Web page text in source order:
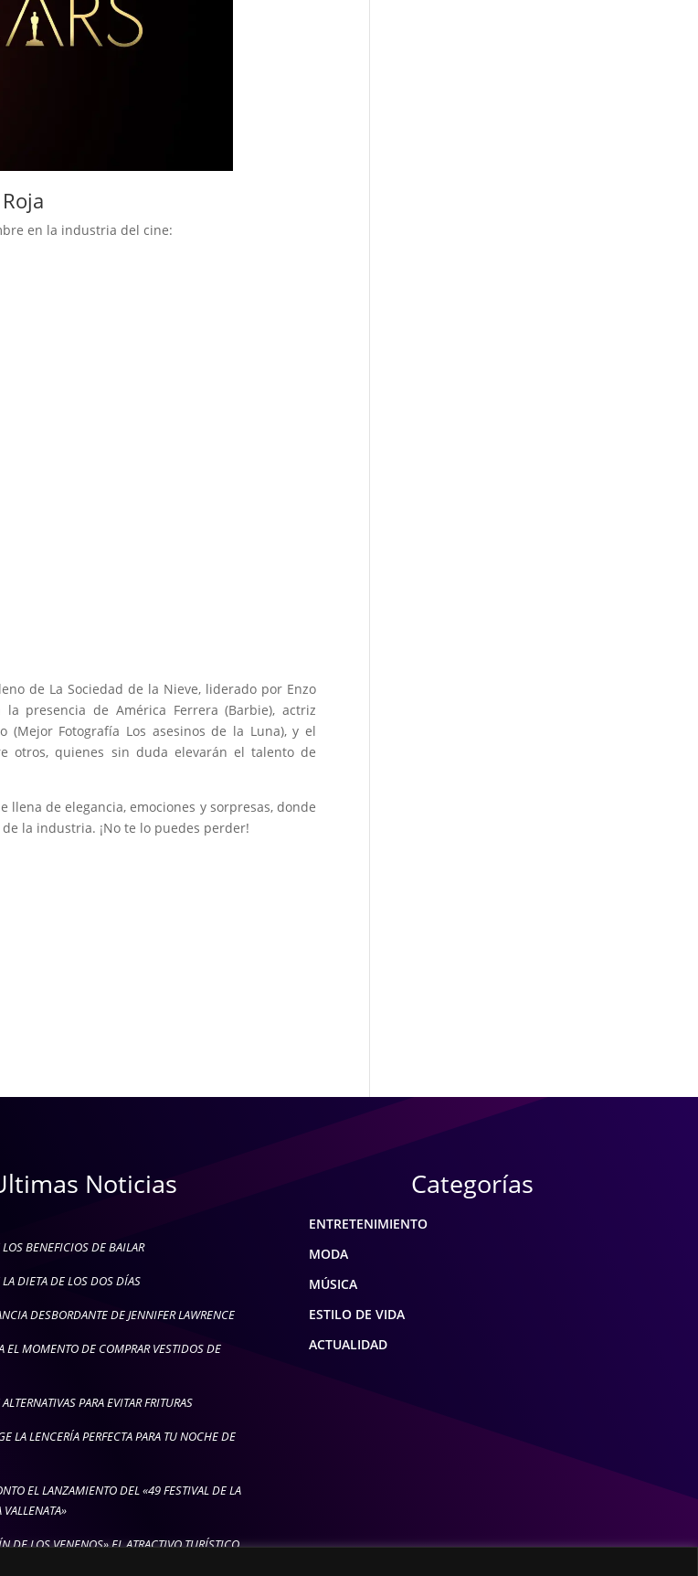
en la industria del cine:
de La Sociedad de la Nieve, liderado por Enzo
presencia de América Ferrera (Barbie), actriz
(Mejor Fotografía Los asesinos de la Luna), y el
otros, quienes sin duda elevarán el talento de
llena de elegancia, emociones y sorpresas, donde
la industria. ¡No te lo puedes perder!
Noticias
BENEFICIOS DE BAILAR
DIETA DE LOS DOS DÍAS
DESBORDANTE DE JENNIFER LAWRENCE
EL MOMENTO DE COMPRAR VESTIDOS DE
PARA EVITAR FRITURAS
LA LENCERÍA PERFECTA PARA TU NOCHE DE
EL LANZAMIENTO DEL «49 FESTIVAL DE LA
DE LOS VENENOS» EL ATRACTIVO TURÍSTICO
Categorías
ENTRETENIMIENTO
MODA
MÚSICA
ESTILO DE VIDA
ACTUALIDAD